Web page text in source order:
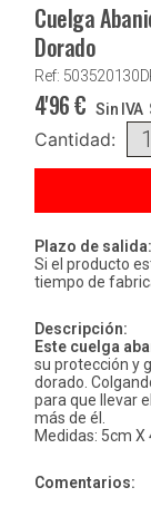
Cuelga
Dorado
Ref:
4'96€ Sin IVA
Cantidad:
Plazo de salida:
Si el producto
tiempo de
Descripción:
Este cuelga
su protección y
dorado.
para que llevar
más de él.
Medidas: 5cm X
Comentarios: